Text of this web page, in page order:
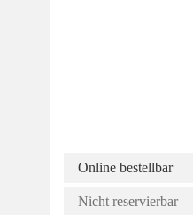
Online bestellbar
Nicht reservierbar